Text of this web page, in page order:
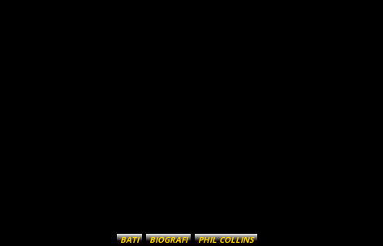
BATI BIOGRAFI PHIL COLLINS